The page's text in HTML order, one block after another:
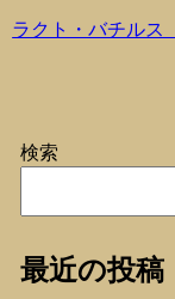
ラクト・バチルス
検索
最近の投稿